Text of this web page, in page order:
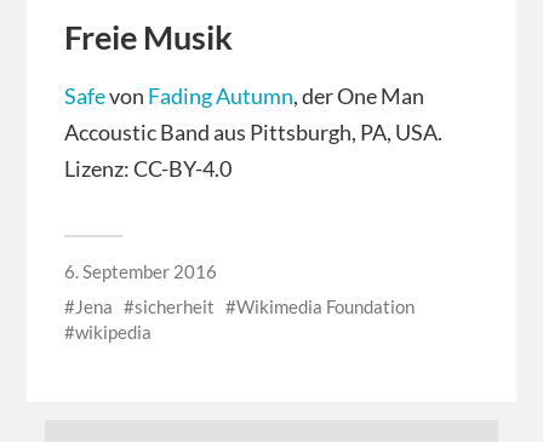
Freie Musik
Safevon Fading Autumn, der One Man
Accoustic Band aus Pittsburgh, PA, USA.
Lizenz: CC-BY-4.0
6. September 2016
Jena
sicherheit
Wikimedia Foundation
wikipedia